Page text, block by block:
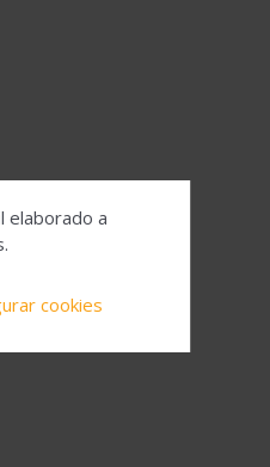
elaborado a
cookies